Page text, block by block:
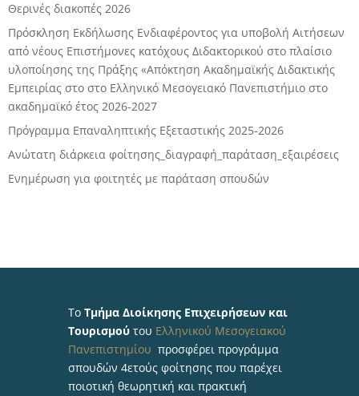
Θερινές διακοπές 2026
Πρόσκληση Εκδήλωσης Ενδιαφέροντος για υποβολή Αιτήσεων
από νέους Επιστήμονες κατόχους Διδακτορικού στο πλαίσιο
υλοποίησης της Πράξης «Απόκτηση Ακαδημαϊκής Διδακτικής
Εμπειρίας στο στο Ελληνικό Μεσογειακό Πανεπιστήμιο στο
ακαδημαϊκό έτος 2026-2027
Πρόγραμμα Επαναληπτικής Εξεταστικής 2025-2026
Ανώτατη διάρκεια φοίτησης_διαγραφή_παράταση_εξαιρέσεις
Ενημέρωση για φοιτητές με παράταση σπουδών
Το Τμήμα Διοίκησης Επιχειρήσεων και
Τουρισμού του Ελληνικού Μεσογειακού
Πανεπιστημίου προσφέρει προγράμμα
σπουδών 4ετούς φοίτησης που παρέχει
ποιοτική θεωρητική και πρακτική